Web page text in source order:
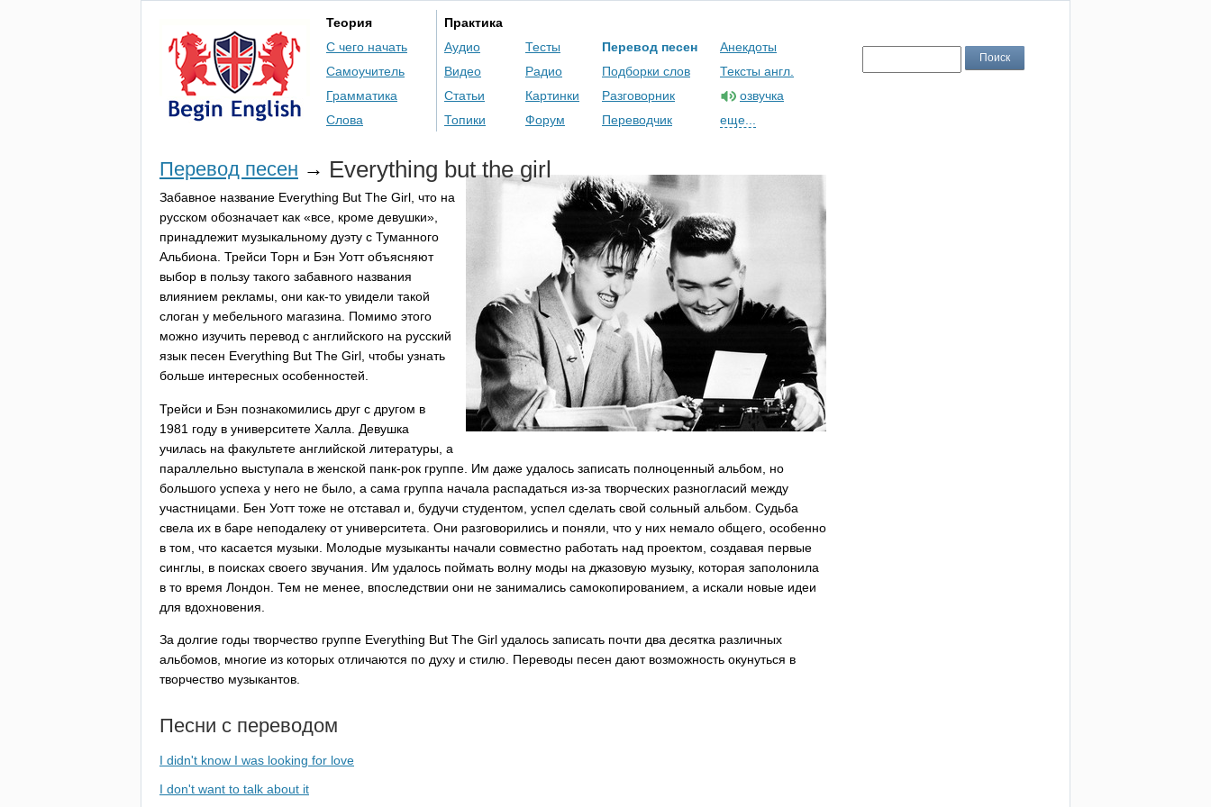
Теория
С чего начать
Самоучитель
Грамматика
Слова
Практика
Аудио
Видео
Статьи
Топики
Тесты
Радио
Картинки
Форум
Перевод песен
Подборки слов
Разговорник
Переводчик
Анекдоты
Тексты англ.
озвучка
еще...
Перевод песен → Everything but the girl
Забавное название Everything But The Girl, что на
русском обозначает как «все, кроме девушки»,
принадлежит музыкальному дуэту с Туманного
Альбиона. Трейси Торн и Бэн Уотт объясняют
выбор в пользу такого забавного названия
влиянием рекламы, они как-то увидели такой
слоган у мебельного магазина. Помимо этого
можно изучить перевод с английского на русский
язык песен Everything But The Girl, чтобы узнать
больше интересных особенностей.
Трейси и Бэн познакомились друг с другом в
1981 году в университете Халла. Девушка
училась на факультете английской литературы, а
параллельно выступала в женской панк-рок группе. Им даже удалось записать полноценный альбом, но
большого успеха у него не было, а сама группа начала распадаться из-за творческих разногласий между
участницами. Бен Уотт тоже не отставал и, будучи студентом, успел сделать свой сольный альбом. Судьба
свела их в баре неподалеку от университета. Они разговорились и поняли, что у них немало общего, особенно
в том, что касается музыки. Молодые музыканты начали совместно работать над проектом, создавая первые
синглы, в поисках своего звучания. Им удалось поймать волну моды на джазовую музыку, которая заполонила
в то время Лондон. Тем не менее, впоследствии они не занимались самокопированием, а искали новые идеи
для вдохновения.
За долгие годы творчество группе Everything But The Girl удалось записать почти два десятка различных
альбомов, многие из которых отличаются по духу и стилю. Переводы песен дают возможность окунуться в
творчество музыкантов.
Песни с переводом
I didn't know I was looking for love
I don't want to talk about it